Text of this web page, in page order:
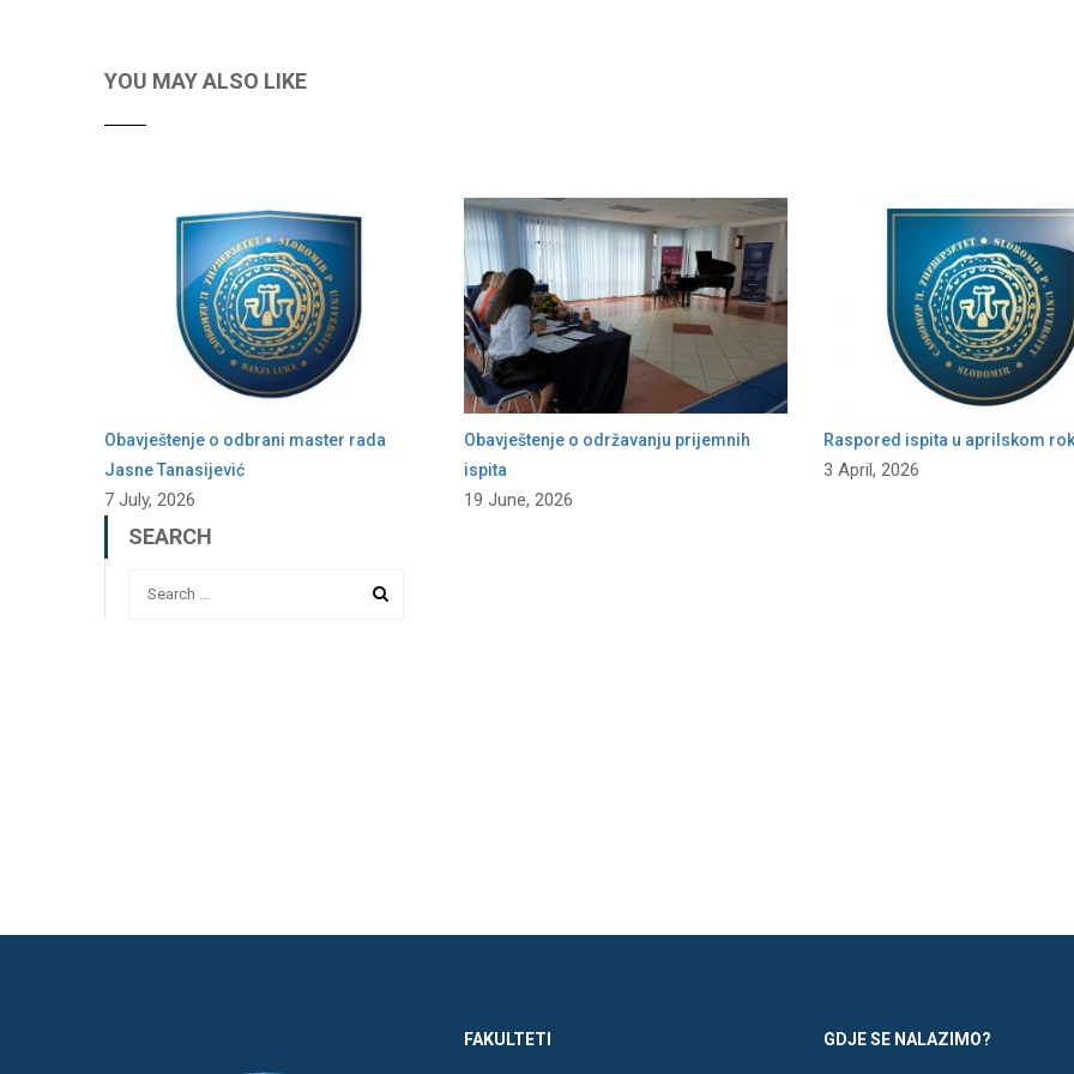
YOU MAY ALSO LIKE
Obavještenje o odbrani master rada
Jasne Tanasijević
7 July, 2026
Obavještenje o održavanju prijemnih
ispita
19 June, 2026
Raspored ispita u aprilskom
3 April, 2026
SEARCH
FAKULTETI GDJE SE NALAZIMO?